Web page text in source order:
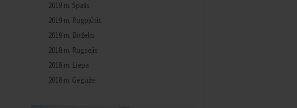
2019 m. Spalis
2019 m. Rugpjūtis
2019 m. Birželis
2018 m. Rugsėjis
2018 m. Liepa
2018 m. Gegužė